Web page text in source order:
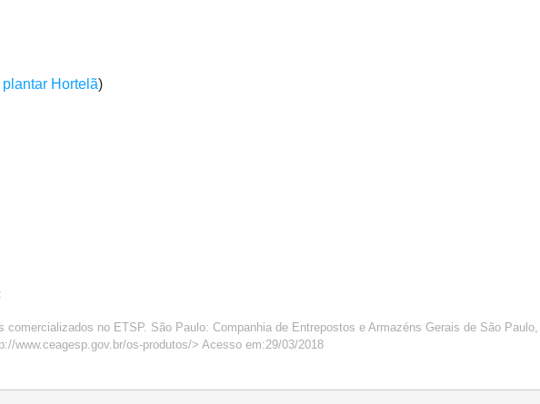
Hortelã)
comercializados no ETSP. São Paulo: Companhia de Entrepostos e Armazéns Gerais de São Paulo,
www.ceagesp.gov.br/os-produtos/> Acesso em:29/03/2018